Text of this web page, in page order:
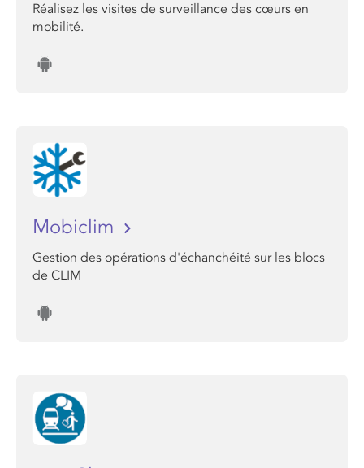
Réalisez les visites de surveillance des cœurs en
mobilité.
Mobiclim
Gestion des opérations d'échanchéité sur les blocs
de CLIM